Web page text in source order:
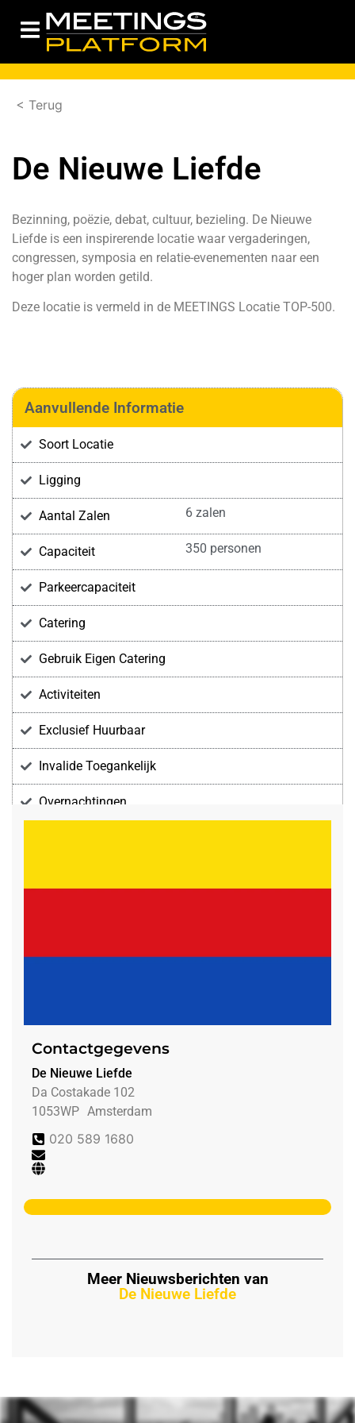
< Terug
De Nieuwe Liefde
Bezinning, poëzie, debat, cultuur, bezieling. De Nieuwe
Liefde is een inspirerende locatie waar vergaderingen,
congressen, symposia en relatie-evenementen naar een
hoger plan worden getild.
Deze locatie is vermeld in de MEETINGS Locatie TOP-500.
Aanvullende Informatie
Soort Locatie
Ligging
Aantal Zalen 6 zalen
Capaciteit 350 personen
Parkeercapaciteit
Catering
Gebruik Eigen Catering
Activiteiten
Exclusief Huurbaar
Invalide Toegankelijk
Overnachtingen
Contactgegevens
De Nieuwe Liefde
Da Costakade 102
1053WP Amsterdam
020 589 1680
Meer Nieuwsberichten van
De Nieuwe Liefde